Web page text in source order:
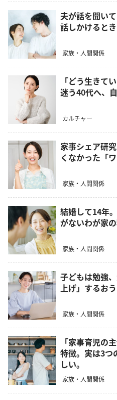
夫が話を聞い
話しかけると
家族・人間関係
「どう生きて
迷う40代へ、
カルチャー
家事シェア研
くなかった「
家族・人間関係
結婚して14年
がないわが家
家族・人間関係
子どもは勉強
上げ」するお
家族・人間関係
「家事育児の
特徴。実は3つ
しい。
家族・人間関係